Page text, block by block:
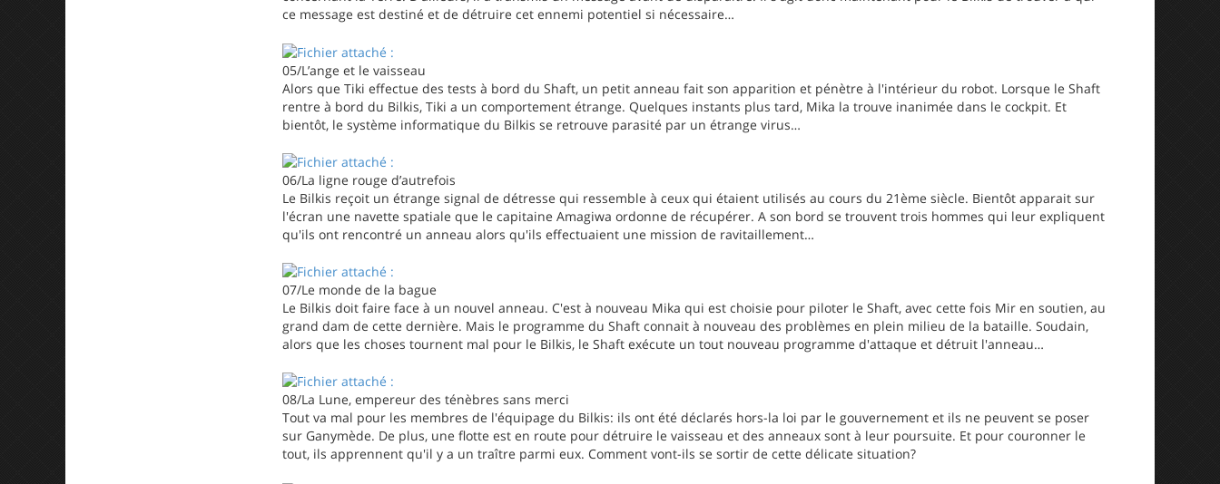
ce message est destiné et de détruire cet ennemi potentiel si nécessaire…
05/L’ange et le vaisseau
Alors que Tiki effectue des tests à bord du Shaft, un petit anneau fait son apparition et pénètre à l'intérieur du robot. Lorsque le Shaft
rentre à bord du Bilkis, Tiki a un comportement étrange. Quelques instants plus tard, Mika la trouve inanimée dans le cockpit. Et
bientôt, le système informatique du Bilkis se retrouve parasité par un étrange virus…
06/La ligne rouge d’autrefois
Le Bilkis reçoit un étrange signal de détresse qui ressemble à ceux qui étaient utilisés au cours du 21ème siècle. Bientôt apparait sur
l'écran une navette spatiale que le capitaine Amagiwa ordonne de récupérer. A son bord se trouvent trois hommes qui leur expliquent
qu'ils ont rencontré un anneau alors qu'ils effectuaient une mission de ravitaillement…
07/Le monde de la bague
Le Bilkis doit faire face à un nouvel anneau. C'est à nouveau Mika qui est choisie pour piloter le Shaft, avec cette fois Mir en soutien, au
grand dam de cette dernière. Mais le programme du Shaft connait à nouveau des problèmes en plein milieu de la bataille. Soudain,
alors que les choses tournent mal pour le Bilkis, le Shaft exécute un tout nouveau programme d'attaque et détruit l'anneau…
08/La Lune, empereur des ténèbres sans merci
Tout va mal pour les membres de l'équipage du Bilkis: ils ont été déclarés hors-la loi par le gouvernement et ils ne peuvent se poser
sur Ganymède. De plus, une flotte est en route pour détruire le vaisseau et des anneaux sont à leur poursuite. Et pour couronner le
tout, ils apprennent qu'il y a un traître parmi eux. Comment vont-ils se sortir de cette délicate situation?